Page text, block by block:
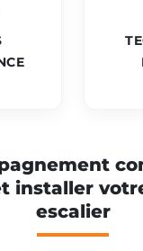
installer
escalier